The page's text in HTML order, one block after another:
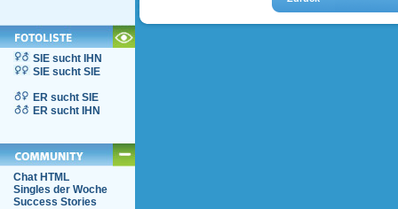
SIE sucht IHN
SIE sucht SIE
ER sucht SIE
ER sucht IHN
Chat HTML
Singles der Woche
Success Stories